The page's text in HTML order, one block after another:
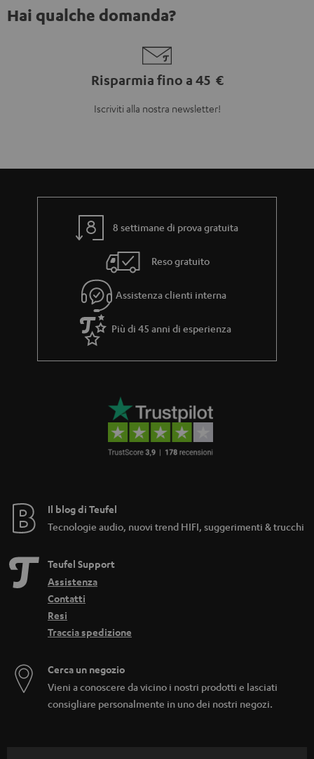
Hai qualche domanda?
Risparmia fino a 45 €
Iscriviti alla nostra newsletter!
8 settimane di prova gratuita
Reso gratuito
Assistenza clienti interna
Più di 45 anni di esperienza
Il blog di Teufel
Tecnologie audio, nuovi trend HIFI, suggerimenti & trucchi
Teufel Support
Assistenza
Contatti
Resi
Traccia spedizione
Cerca un negozio
Vieni a conoscere da vicino i nostri prodotti e lasciati
consigliare personalmente in uno dei nostri negozi.